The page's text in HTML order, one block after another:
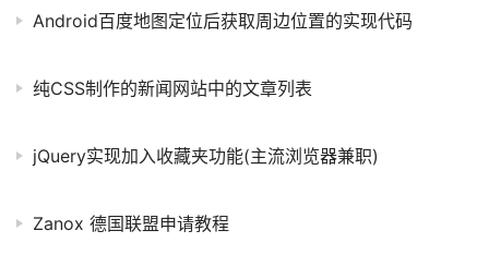
Android百度地图定位后获取周边位置的实现代码
纯CSS制作的新闻网站中的文章列表
jQuery实现加入收藏夹功能(主流浏览器兼职)
Zanox 德国联盟申请教程